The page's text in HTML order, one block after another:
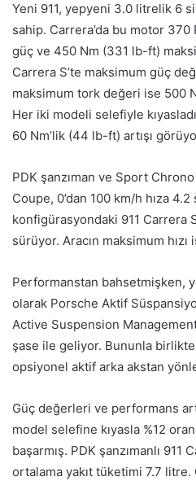
Yeni 911, yepyeni 3.0 litrelik 6
sahip. Carrera’da bu motor
güç ve 450 Nm (331 lb-ft)
Carrera S’te maksimum güç
maksimum tork değeri ise 500
Her iki modeli selefiyle
60 Nm’lik (44 lb-ft) artışı
PDK şanzıman ve Sport
Coupe, 0’dan 100 km/h hıza
konfigürasyondaki 911 Carrera
sürüyor. Aracın maksimum
Performanstan bahsetmişken,
olarak Porsche Aktif
Active Suspension
şase ile geliyor. Bununla
opsiyonel aktif arka akstan
Güç değerleri ve performans
model selefine kıyasla %12
başarmış. PDK şanzımanlı 911
ortalama yakıt tüketimi 7.7 litre.